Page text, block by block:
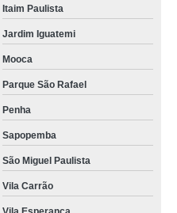
Itaim Paulista
Jardim Iguatemi
Mooca
Parque São Rafael
Penha
Sapopemba
São Miguel Paulista
Vila Carrão